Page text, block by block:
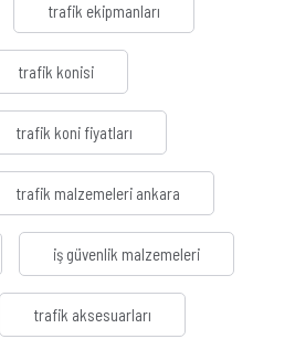
trafik ekipmanları
trafik konisi
trafik koni fiyatları
trafik malzemeleri ankara
iş güvenlik malzemeleri
trafik aksesuarları